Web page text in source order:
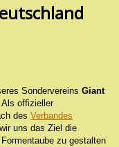
Sondervereins Giant
Als offizieller
des Verbandes
uns das Ziel die
zu gestalten